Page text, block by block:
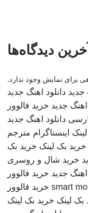
آخرین دیدگاه‌ها
برای نمایش وجود ندارد.
جدید دانلود اهنگ جدید
اهنگ جدید خرید فالوور
دانلود اهنگ جدید
اینستاگرام مترجم
خرید بک لینک خرید بک
خرید شال و روسری
اهنگ جدید خرید فالوور
smart خرید فالوور
بک لینک خرید بک لینک